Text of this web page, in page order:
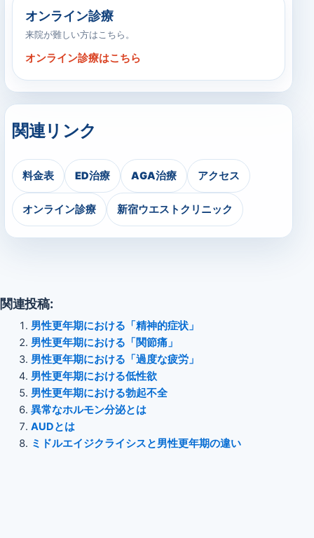
オンライン診療
来院が難しい方はこちら。
オンライン診療はこちら
関連リンク
料金表 ED治療 AGA治療 アクセス
オンライン診療 新宿ウエストクリニック
関連投稿:
男性更年期における「精神的症状」
男性更年期における「関節痛」
男性更年期における「過度な疲労」
男性更年期における低性欲
男性更年期における勃起不全
異常なホルモン分泌とは
AUDとは
ミドルエイジクライシスと男性更年期の違い